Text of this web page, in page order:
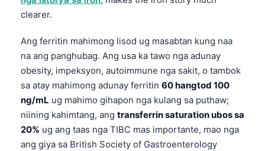
clearer.
Ang ferritin mahimong lisod ug masabtan kung naa
na ang panghubag. Ang usa ka tawo nga adunay
obesity, impeksyon, autoimmune nga sakit, o tambok
sa atay mahimong adunay ferritin 60 hangtod 100
ng/mL ug mahimo gihapon nga kulang sa puthaw;
niining kahimtang, ang transferrin saturation ubos sa
20% ug ang taas nga TIBC mas importante, mao nga
ang giya sa British Society of Gastroenterology